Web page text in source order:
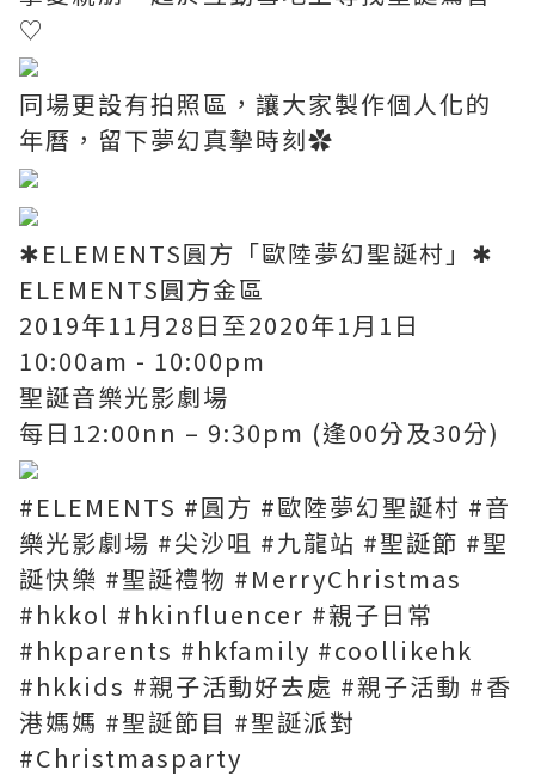
♡
同場更設有拍照區，讓大家製作個人化的
年曆，留下夢幻真摰時刻✿
✱ELEMENTS圓方「歐陸夢幻聖誕村」✱
ELEMENTS圓方金區
2019年11月28日至2020年1月1日
10:00am - 10:00pm
聖誕音樂光影劇場
每日12:00nn – 9:30pm (逢00分及30分)
#ELEMENTS #圓方 #歐陸夢幻聖誕村 #音
樂光影劇場 #尖沙咀 #九龍站 #聖誕節 #聖
誕快樂 #聖誕禮物 #MerryChristmas
#hkkol #hkinfluencer #親子日常
#hkparents #hkfamily #coollikehk
#hkkids #親子活動好去處 #親子活動 #香
港媽媽 #聖誕節目 #聖誕派對
#Christmasparty